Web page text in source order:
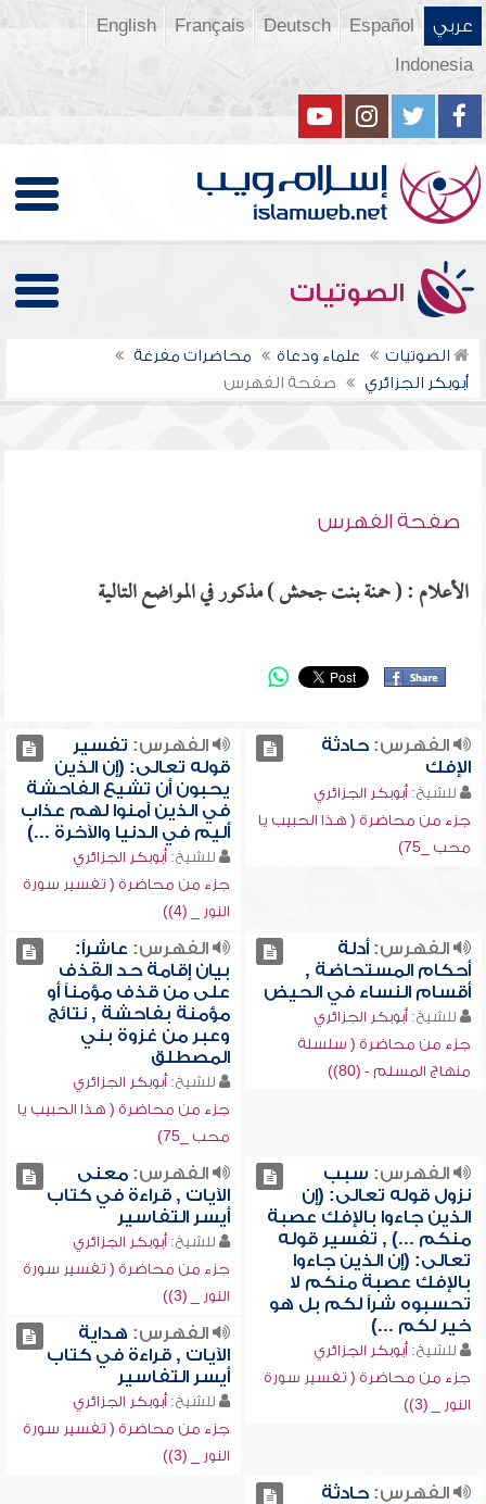
عربي Español
Deutsch
Français
English
Indonesia
الصوتيات
الصوتيات علماء ودعاة
محاضرات مفرغة
أبوبكر الجزائري
صفحة الفهرس
صفحة الفهرس
الأعلام : ( حمنة بنت جحش ) مذكور في المواضع التالية
الفهرس:حادثة
الإفك
للشيخ: أبوبكر الجزائري
جزء من محاضرة ( هذا الحبيب يا
محب _75)
الفهرس: تفسير
قوله تعالى: (إن الذين
يحبون أن تشيع الفاحشة
في الذين آمنوا لهم عذاب
أليم في الدنيا والآخرة ...)
للشيخ: أبوبكر الجزائري
جزء من محاضرة ( تفسير سورة
النور _ (4))
الفهرس:أدلة
أحكام المستحاضة ,
أقسام النساء في الحيض
للشيخ: أبوبكر الجزائري
جزء من محاضرة ( سلسلة
منهاج المسلم - (80))
الفهرس: عاشراً:
بيان إقامة حد القذف
على من قذف مؤمناً أو
مؤمنة بفاحشة , نتائج
وعبر من غزوة بني
المصطلق
للشيخ: أبوبكر الجزائري
جزء من محاضرة ( هذا الحبيب يا
محب _75)
الفهرس: سبب
نزول قوله تعالى: (إن
الذين جاءوا بالإفك عصبة
منكم ...) , تفسير قوله
تعالى: (إن الذين جاءوا
بالإفك عصبة منكم لا
تحسبوه شراً لكم بل هو
خير لكم ...)
للشيخ: أبوبكر الجزائري
جزء من محاضرة ( تفسير سورة
النور _ (3))
الفهرس:معنى
الآيات , قراءة في كتاب
أيسر التفاسير
للشيخ: أبوبكر الجزائري
جزء من محاضرة ( تفسير سورة
النور _ (3))
الفهرس: هداية
الآيات , قراءة في كتاب
أيسر التفاسير
للشيخ: أبوبكر الجزائري
جزء من محاضرة ( تفسير سورة
النور _ (3))
الفهرس:حادثة